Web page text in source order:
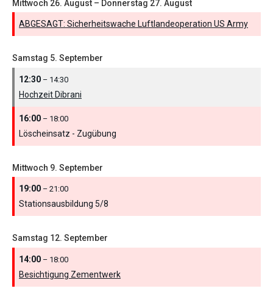
Mittwoch 26. August – Donnerstag 27. August
ABGESAGT: Sicherheitswache Luftlandeoperation US Army
Samstag 5. September
12:30 – 14:30
Hochzeit Dibrani
16:00 – 18:00
Löscheinsatz - Zugübung
Mittwoch 9. September
19:00 – 21:00
Stationsausbildung 5/8
Samstag 12. September
14:00 – 18:00
Besichtigung Zementwerk